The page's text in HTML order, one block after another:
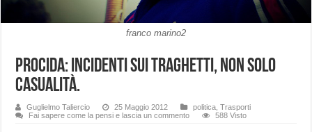
franco marino2
Procida: Incidenti sui traghetti, non solo
casualità.
Guglielmo Taliercio 25 Maggio 2012 politica ,Trasporti
Fai sapere come la pensi e lascia un commento
588 Visto